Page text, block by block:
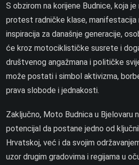
S obzirom na korijene Budnice, koja
protest radničke klase, manifestacija
inspiracija za današnje generacije,
će kroz motociklističke susrete i
društvenog angažmana i političke
može postati i simbol aktivizma,
prava slobode i jednakosti.
Zaključno, Moto Budnica u Bjelovaru
potencijal da postane jedno od
Hrvatskoj, već i da svojim
uzor drugim gradovima i regijama u